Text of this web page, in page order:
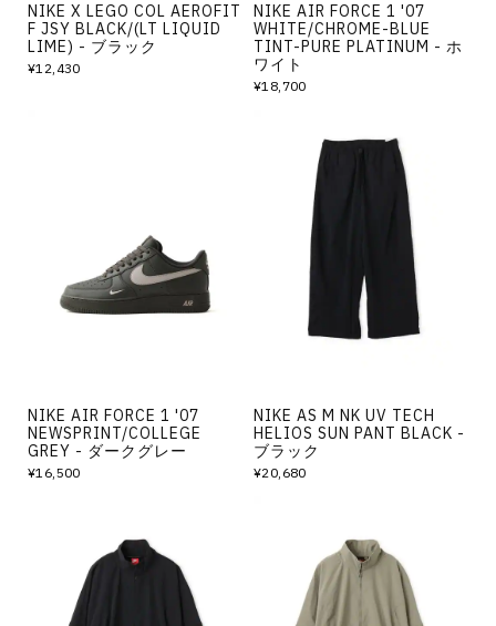
NIKE X LEGO COL AEROFIT
F JSY BLACK/(LT LIQUID
LIME) - ブラック
¥12,430
NIKE AIR FORCE 1 '07
WHITE/CHROME-BLUE
TINT-PURE PLATINUM - ホ
ワイト
¥18,700
NIKE AIR FORCE 1 '07
NEWSPRINT/COLLEGE
GREY - ダークグレー
¥16,500
NIKE AS M NK UV TECH
HELIOS SUN PANT BLACK -
ブラック
¥20,680